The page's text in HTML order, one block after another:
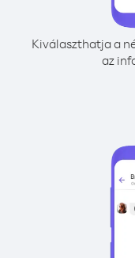
Kiválaszthatja a
az